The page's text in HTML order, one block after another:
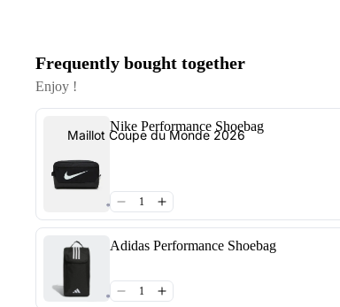
Maillot Coupe du Monde 2026
Frequently bought together
Enjoy !
Nike Performance Shoebag
Adidas Performance Shoebag